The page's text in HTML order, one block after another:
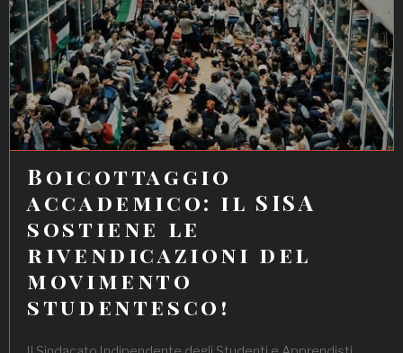
Boicottaggio
accademico: il SISA
sostiene le
rivendicazioni del
movimento
studentesco!